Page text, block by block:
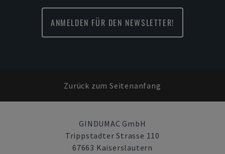
ANMELDEN FÜR DEN NEWSLETTER!
Zurück zum Seitenanfang
GINDUMAC GmbH
Trippstadter Strasse 110
67663 Kaiserslautern